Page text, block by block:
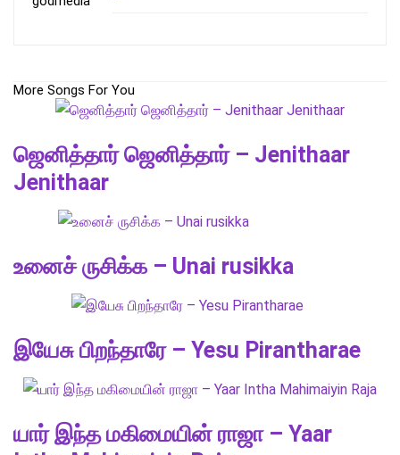
More Songs For You
ஜெனித்தார் ஜெனித்தார் – Jenithaar
Jenithaar
உனைச் ருசிக்க – Unai rusikka
இயேசு பிறந்தாரே – Yesu Pirantharae
யார் இந்த மகிமையின் ராஜா – Yaar